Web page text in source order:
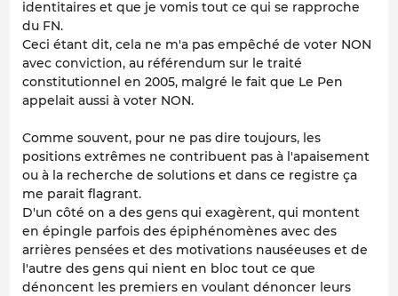
identitaires et que je vomis tout ce qui se rapproche
du FN.
Ceci étant dit, cela ne m'a pas empêché de voter NON
avec conviction, au référendum sur le traité
constitutionnel en 2005, malgré le fait que Le Pen
appelait aussi à voter NON.
Comme souvent, pour ne pas dire toujours, les
positions extrêmes ne contribuent pas à l'apaisement
ou à la recherche de solutions et dans ce registre ça
me parait flagrant.
D'un côté on a des gens qui exagèrent, qui montent
en épingle parfois des épiphénomènes avec des
arrières pensées et des motivations nauséeuses et de
l'autre des gens qui nient en bloc tout ce que
dénoncent les premiers en voulant dénoncer leurs